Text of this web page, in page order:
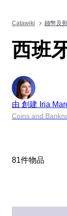
Catawiki 錢幣及
西班
由 創建 Iria
Coins and
81件物品